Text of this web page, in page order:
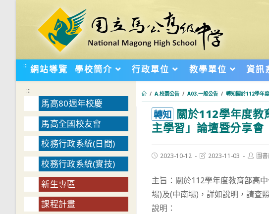
::: 網站導覽 學校簡介 行政單位 教學單位 資訊
/ A.校園公告 / A03.一般公告 / 轉知關於112學年
轉知 關於112學年度教
主學習」論壇暨分享會
Post2023-10-12
Post2023-11-03
Post圖
主旨：關於112學年度教育部高
場)及(中南場)，詳如說明，請查
說明：
:::
馬高80週年校慶
馬高全國校友會
校務行政系統(日間)
校務行政系統(實技)
新生專區
課程計畫